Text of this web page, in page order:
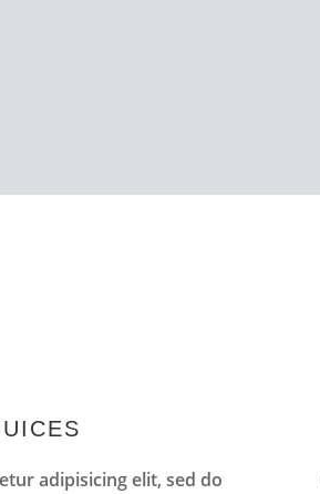
adipisicing elit, sed do